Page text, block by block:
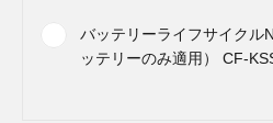
バッテリーライフサイクル
ッテリーのみ適用） CF-